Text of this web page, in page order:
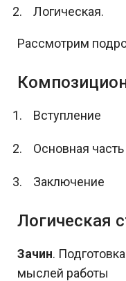
Логическая.
Рассмотрим
Вступление
Основная часть
Заключение
Логическая
Зачин.
мыслей работы